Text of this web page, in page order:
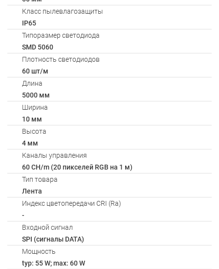
Класс пылевлагозащиты
IP65
Типоразмер светодиода
SMD 5060
Плотность светодиодов
60 шт/м
Длина
5000 мм
Ширина
10 мм
Высота
4 мм
Каналы управления
60 CH/m (20 пикселей RGB на 1 м)
Тип товара
Лента
Индекс цветопередачи CRI (Ra)
-
Входной сигнал
SPI (сигналы DATA)
Мощность
typ: 55 W; max: 60 W